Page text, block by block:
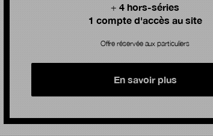
+ 4 hors-séries
1 compte d'accès au site
Offre réservée aux particuliers
En savoir plus